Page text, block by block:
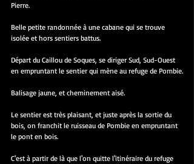
Pierre.
Belle petite randonnée à une cabane qui se trouve
isolée et hors sentiers battus.
Départ du Caillou de Soques, se diriger Sud, Sud-Ouest
en empruntant le sentier qui mène au refuge de Pombie.
Balisage jaune, et cheminement aisé.
Le sentier est très plaisant, et juste après la sortie du
bois, on franchit le ruisseau de Pombie en empruntant
le pont en bois.
C'est à partir de là que l'on quitte l'itinéraire du refuge